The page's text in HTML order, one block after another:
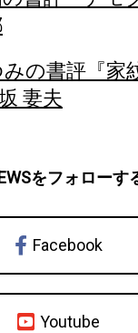
の書評『家
妻夫
をフォローす
Facebook
Youtube